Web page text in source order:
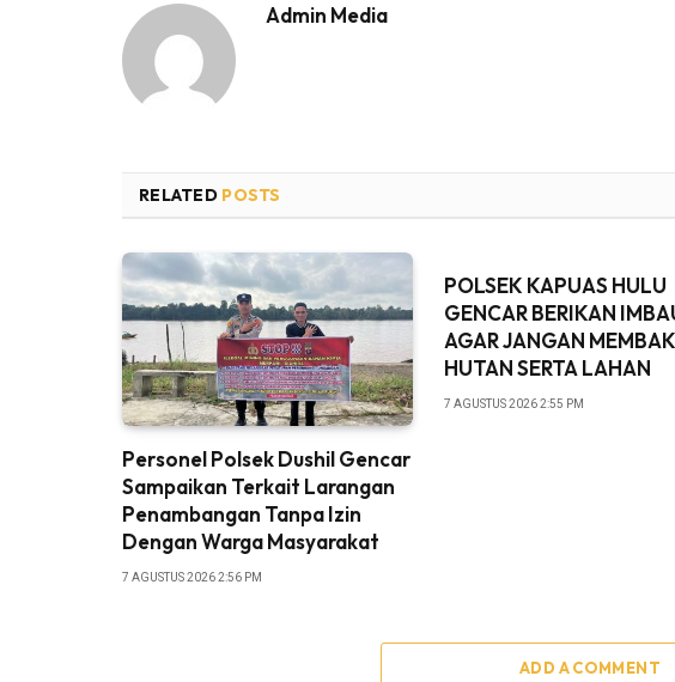
Admin Media
RELATED POSTS
Personel Polsek Dushil Gencar
Sampaikan Terkait Larangan
Penambangan Tanpa Izin
Dengan Warga Masyarakat
7 AGUSTUS 2026 2:56 PM
POLSEK KAPUAS HULU
GENCAR BERIKAN
AGAR JANGAN
HUTAN SERTA LAHAN
7 AGUSTUS 2026 2:55 PM
ADD A COMMENT